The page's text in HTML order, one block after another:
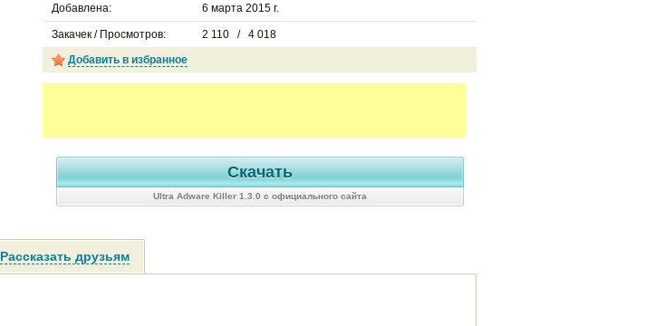
Добавлена: 6 марта 2015 г.
Закачек / Просмотров:
2 110 / 4 018
Добавить в избранное
Скачать
Ultra Adware Killer 1.3.0 с официального сайта
Рассказать друзьям